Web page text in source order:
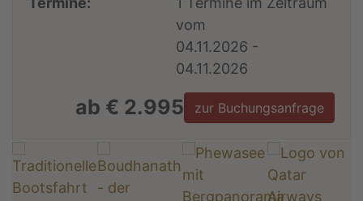
vom
04.11.2026 -
04.11.2026
ab € 2.995 zur Buchungsanfrage